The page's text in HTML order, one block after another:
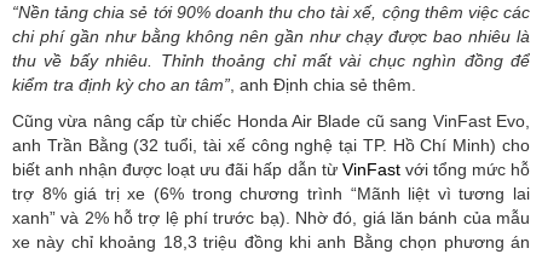
“Nền tảng chia sẻ tới 90% doanh thu cho tài xế, cộng thêm việc các
chi phí gần như bằng không nên gần như chạy được bao nhiêu là
thu về bấy nhiêu. Thỉnh thoảng chỉ mất vài chục nghìn đồng để
kiểm tra định kỳ cho an tâm” , anh Định chia sẻ thêm.
Cũng vừa nâng cấp từ chiếc Honda Air Blade cũ sang VinFast Evo,
anh Trần Bằng (32 tuổi, tài xế công nghệ tại TP. Hồ Chí Minh) cho
biết anh nhận được loạt ưu đãi hấp dẫn từ VinFastvới tổng mức hỗ
trợ 8% giá trị xe (6% trong chương trình “Mãnh liệt vì tương lai
xanh” và 2% hỗ trợ lệ phí trước bạ). Nhờ đó, giá lăn bánh của mẫu
xe này chỉ khoảng 18,3 triệu đồng khi anh Bằng chọn phương án